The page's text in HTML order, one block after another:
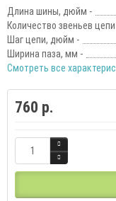
Длина шины, дюйм -
Количество звеньев
Шаг цепи, дюйм -
Ширина паза, мм -
Смотреть все
760 р.